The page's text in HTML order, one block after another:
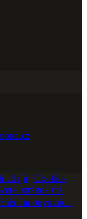
údajů | Cookies
stránek má
anonymních